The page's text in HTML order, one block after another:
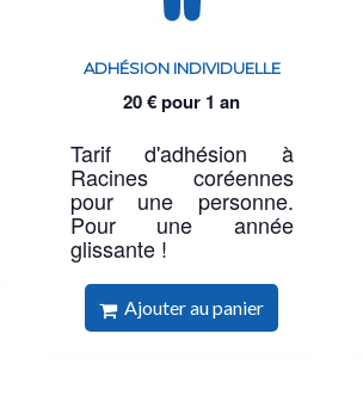
ADHÉSION INDIVIDUELLE
20€ pour 1 an
Tarif d'adhésion à
Racines coréennes
pour une personne.
Pour une année
glissante !
Ajouter au panier